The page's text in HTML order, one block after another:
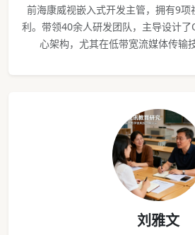
前海康威视嵌入式开发主管，拥有9项
利。带领40余人研发团队，主导设计
心架构，尤其在低带宽流媒体传输
刘雅文